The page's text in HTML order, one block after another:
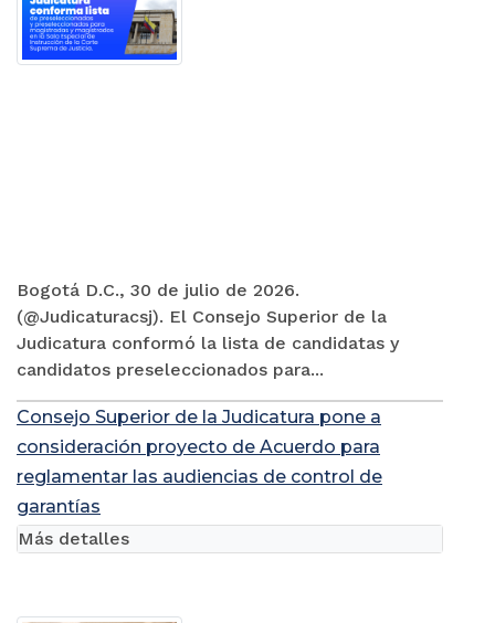
Bogotá D.C., 30 de julio de 2026.
(@Judicaturacsj). El Consejo Superior de la
Judicatura conformó la lista de candidatas y
candidatos preseleccionados para...
Consejo Superior de la Judicatura pone a
consideración proyecto de Acuerdo para
reglamentar las audiencias de control de
garantías
Más detalles